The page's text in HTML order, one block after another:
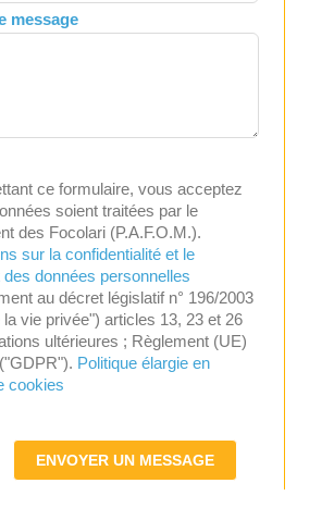
message
ce formulaire, vous acceptez
soient traitées par le
des Focolari (P.A.F.O.M.).
sur la confidentialité et le
données personnelles
au décret législatif n° 196/2003
la vie privée") articles 13, 23 et 26
ultérieures ; Règlement (UE)
Politique élargie en
cookies
ENVOYER UN MESSAGE